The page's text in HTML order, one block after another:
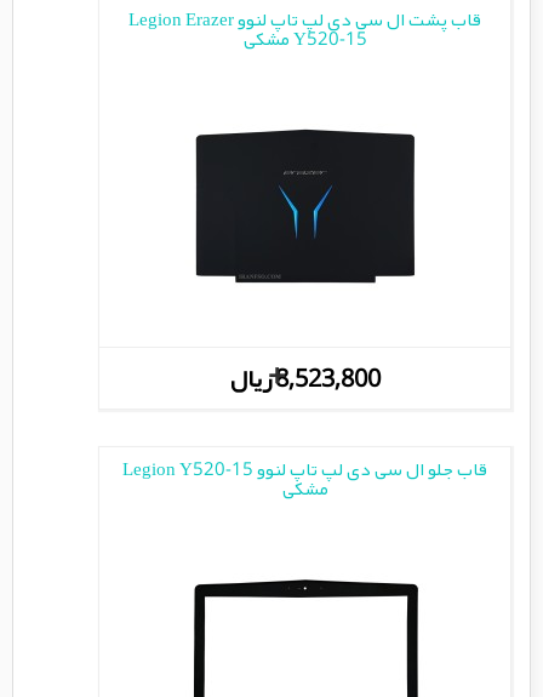
قاب پشت ال سی دی لپ تاپ لنوو Legion Erazer
Y520-15 مشکی
8,523,800 ریال+
قاب جلو ال سی دی لپ تاپ لنوو Legion Y520-15
مشکی